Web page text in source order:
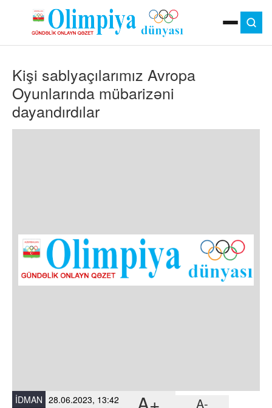
MOK
OLIMPIYA OYUNLARI
ÇAP VERSIYASI
TV
GÜNDƏM
Kişi sablyaçılarımız Avropa
Oyunlarında mübarizəni
dayandırdılar
İDMAN 28.06.2023, 13:42 A-